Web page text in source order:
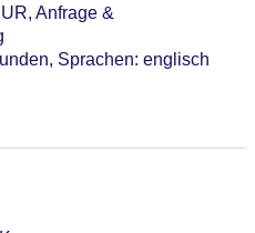
Anfrage &
Sprachen: englisch
Bereich
Fremdanbieter, pro
Anzahl
Hotel (Anlage):